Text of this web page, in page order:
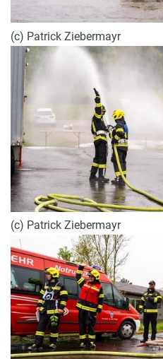
(c) Patrick Ziebermayr
(c) Patrick Ziebermayr